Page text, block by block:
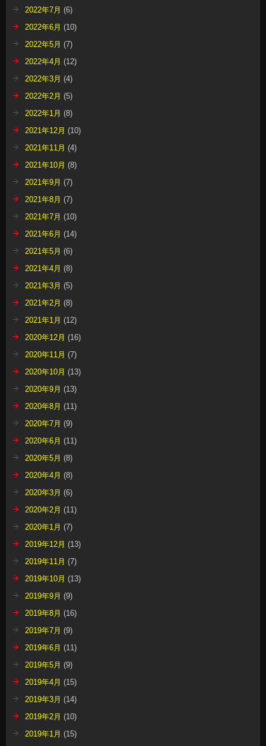
2022年7月 (6)
2022年6月 (10)
2022年5月 (7)
2022年4月 (12)
2022年3月 (4)
2022年2月 (5)
2022年1月 (8)
2021年12月 (10)
2021年11月 (4)
2021年10月 (8)
2021年9月 (7)
2021年8月 (7)
2021年7月 (10)
2021年6月 (14)
2021年5月 (6)
2021年4月 (8)
2021年3月 (5)
2021年2月 (8)
2021年1月 (12)
2020年12月 (16)
2020年11月 (7)
2020年10月 (13)
2020年9月 (13)
2020年8月 (11)
2020年7月 (9)
2020年6月 (11)
2020年5月 (8)
2020年4月 (8)
2020年3月 (6)
2020年2月 (11)
2020年1月 (7)
2019年12月 (13)
2019年11月 (7)
2019年10月 (13)
2019年9月 (9)
2019年8月 (16)
2019年7月 (9)
2019年6月 (11)
2019年5月 (9)
2019年4月 (15)
2019年3月 (14)
2019年2月 (10)
2019年1月 (15)